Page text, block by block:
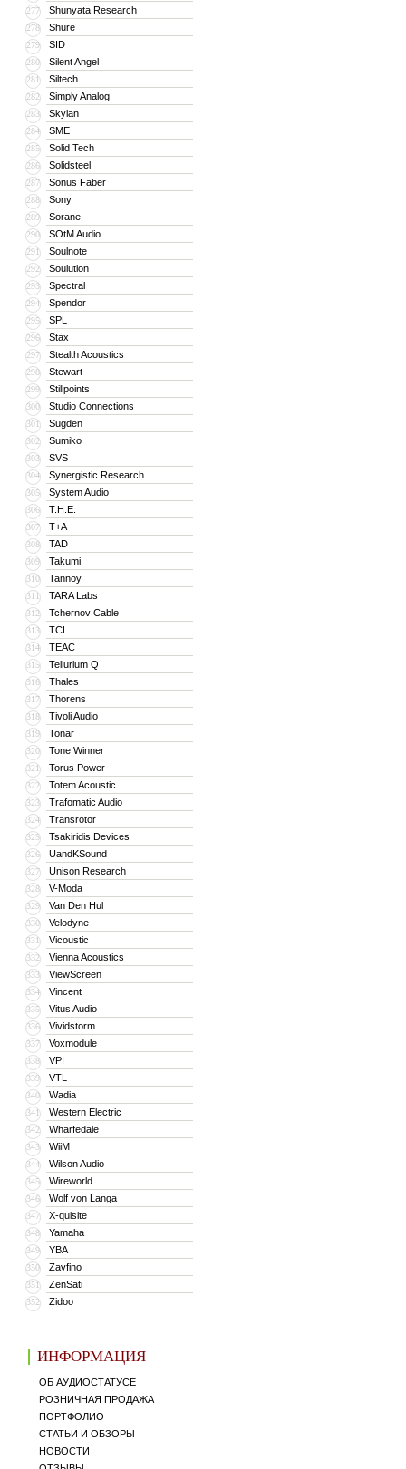
277 Shunyata Research
278 Shure
279 SID
280 Silent Angel
281 Siltech
282 Simply Analog
283 Skylan
284 SME
285 Solid Tech
286 Solidsteel
287 Sonus Faber
288 Sony
289 Sorane
290 SOtM Audio
291 Soulnote
292 Soulution
293 Spectral
294 Spendor
295 SPL
296 Stax
297 Stealth Acoustics
298 Stewart
299 Stillpoints
300 Studio Connections
301 Sugden
302 Sumiko
303 SVS
304 Synergistic Research
305 System Audio
306 T.H.E.
307 T+A
308 TAD
309 Takumi
310 Tannoy
311 TARA Labs
312 Tchernov Cable
313 TCL
314 TEAC
315 Tellurium Q
316 Thales
317 Thorens
318 Tivoli Audio
319 Tonar
320 Tone Winner
321 Torus Power
322 Totem Acoustic
323 Trafomatic Audio
324 Transrotor
325 Tsakiridis Devices
326 UandKSound
327 Unison Research
328 V-Moda
329 Van Den Hul
330 Velodyne
331 Vicoustic
332 Vienna Acoustics
333 ViewScreen
334 Vincent
335 Vitus Audio
336 Vividstorm
337 Voxmodule
338 VPI
339 VTL
340 Wadia
341 Western Electric
342 Wharfedale
343 WiiM
344 Wilson Audio
345 Wireworld
346 Wolf von Langa
347 X-quisite
348 Yamaha
349 YBA
350 Zavfino
351 ZenSati
352 Zidoo
ИНФОРМАЦИЯ
ОБ АУДИОСТАТУСЕ
РОЗНИЧНАЯ ПРОДАЖА
ПОРТФОЛИО
СТАТЬИ И ОБЗОРЫ
НОВОСТИ